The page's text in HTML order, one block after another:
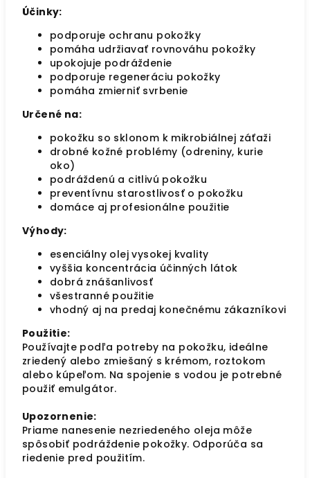
Účinky:
podporuje ochranu pokožky
pomáha udržiavať rovnováhu pokožky
upokojuje podráždenie
podporuje regeneráciu pokožky
pomáha zmierniť svrbenie
Určené na:
pokožku so sklonom k mikrobiálnej záťaži
drobné kožné problémy (odreniny, kurie
oko)
podráždenú a citlivú pokožku
preventívnu starostlivosť o pokožku
domáce aj profesionálne použitie
Výhody:
esenciálny olej vysokej kvality
vyššia koncentrácia účinných látok
dobrá znášanlivosť
všestranné použitie
vhodný aj na predaj konečnému zákazníkovi
Použitie:
Používajte podľa potreby na pokožku, ideálne
zriedený alebo zmiešaný s krémom, roztokom
alebo kúpeľom. Na spojenie s vodou je potrebné
použiť emulgátor.
Upozornenie:
Priame nanesenie nezriedeného oleja môže
spôsobiť podráždenie pokožky. Odporúča sa
riedenie pred použitím.